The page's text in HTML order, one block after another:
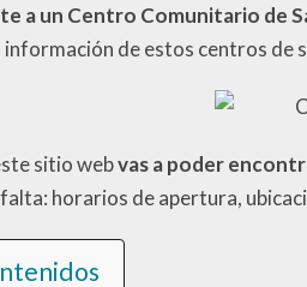
a un Centro Comunitario de
de estos centros de
sitio webvas a poder
horarios de apertura,